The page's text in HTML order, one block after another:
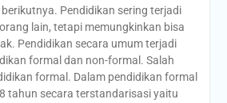
Pendidikan sering terjadi
lain, tetapi memungkinkan bisa
Pendidikan secara umum terjadi
formal dan non-formal. Salah
formal. Dalam pendidikan formal
tahun secara terstandarisasi yaitu